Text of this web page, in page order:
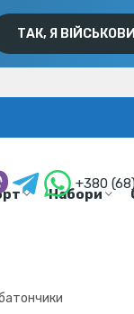
ТАК, Я
Набори
+380